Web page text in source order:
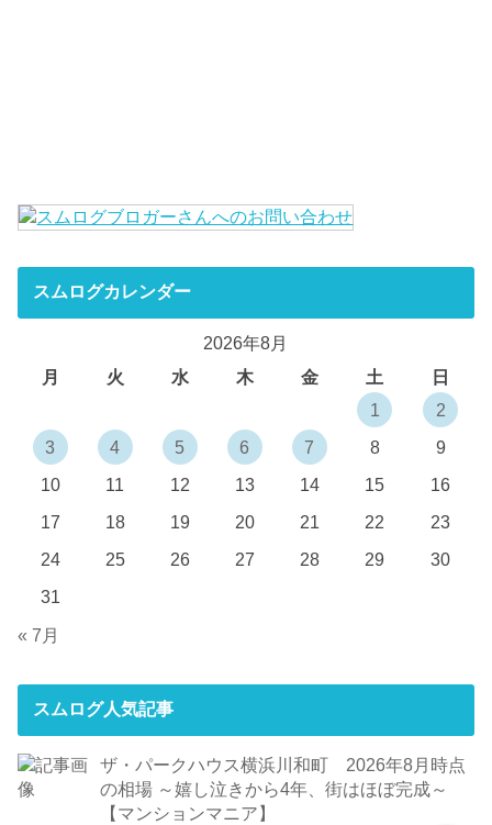
スムログカレンダー
2026年8月
月
火 水 木 金 土
日
1
2
3
4 5 6 7 8
9
10
11 12 13 14 15
16
17
18 19 20 21 22
23
24
25 26 27 28 29
30
31
« 7月
スムログ人気記事
ザ・パークハウス横浜川和町 2026年8月時点
の相場 ～嬉し泣きから4年、街はほぼ完成～
【マンションマニア】